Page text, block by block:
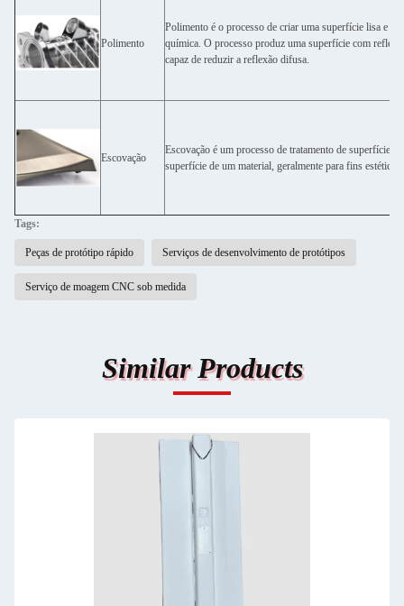
Polimento
Polimento é o processo de criar uma superfície lisa e
química. O processo produz uma superfície com
capaz de reduzir a reflexão difusa.
Escovação
Escovação é um processo de tratamento de superfície
superfície de um material, geralmente para fins estéticos.
Tags:
Peças de protótipo rápido Serviços de desenvolvimento de protótipos
Serviço de moagem CNC sob medida
Similar Products